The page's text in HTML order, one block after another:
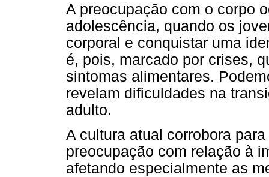
A preocupação com o corpo
adolescência, quando os
corporal e conquistar uma
é, pois, marcado por crises,
sintomas alimentares.
revelam dificuldades na
adulto.
A cultura atual corrobora
preocupação com relação à
afetando especialmente as